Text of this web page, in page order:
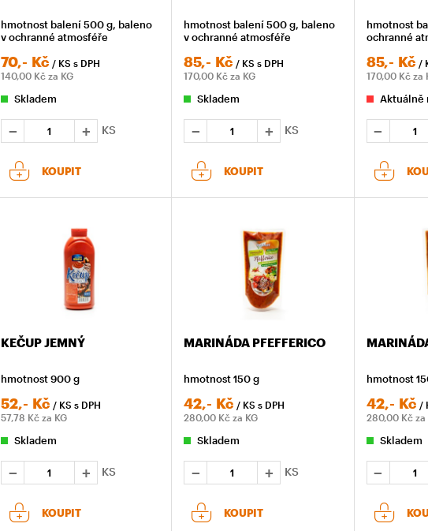
hmotnost balení 500 g, baleno
v ochranné atmosféře
70,- Kč / KSs DPH
140,00 Kč za KG
Skladem
KS
KOUPIT
hmotnost balení 500 g, baleno
v ochranné atmosféře
85,- Kč / KSs DPH
170,00 Kč za KG
Skladem
KS
KOUPIT
hmotnost
ochranné
85,- Kč /
170,00Kč za
Aktuálně
KEČUP JEMNÝ
hmotnost 900 g
52,- Kč / KSs DPH
57,78 Kč za KG
Skladem
KS
KOUPIT
MARINÁDA PFEFFERICO
hmotnost 150 g
42,- Kč / KSs DPH
280,00 Kč za KG
Skladem
KS
KOUPIT
hmotnost
42,- Kč /
280,00Kč za
Skladem